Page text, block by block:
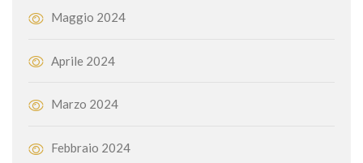
Maggio 2024
Aprile 2024
Marzo 2024
Febbraio 2024